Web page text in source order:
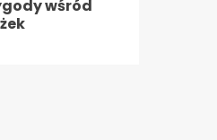
wśród